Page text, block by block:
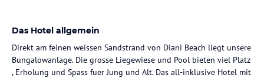
Das Hotel allgemein
Direkt am feinen weissen Sandstrand von Diani Beach liegt unsere
Bungalowanlage. Die grosse Liegewiese und Pool bieten viel Platz
, Erholung und Spass fuer Jung und Alt. Das all-inklusive Hotel mit